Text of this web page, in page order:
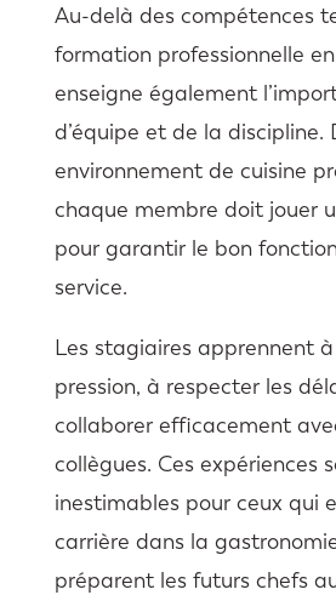
Au-delà des compétences
formation professionnelle
enseigne également
d’équipe et de la discipline.
environnement de cuisine
chaque membre doit jouer
pour garantir le bon
service.
Les stagiaires apprennent
pression, à respecter les
collaborer efficacement
collègues. Ces expériences
inestimables pour ceux qui
carrière dans la
préparent les futurs chefs